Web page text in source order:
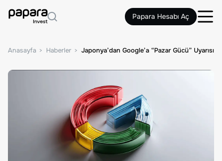
Papara Hesabı Aç
Anasayfa Haberler Japonya’dan Google’a “Pazar Gücü” Uyarısı